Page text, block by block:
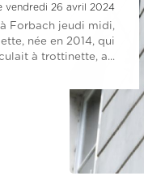
vendredi 26 avril 2024
Forbach jeudi midi,
née en 2014, qui
à trottinette, a...